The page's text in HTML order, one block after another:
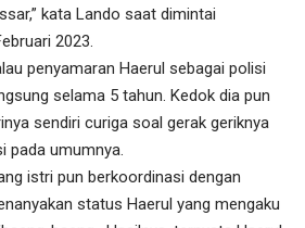
kata Lando saat dimintai
2023.
penyamaran Haerul sebagai polisi
selama 5 tahun. Kedok dia pun
sendiri curiga soal gerak geriknya
pada umumnya.
istri pun berkoordinasi dengan
status Haerul yang mengaku